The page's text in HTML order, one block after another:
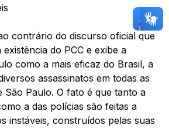
contrário do discurso oficial que
do PCC e exibe a
como a mais eficaz do Brasil, a
assassinatos em todas as
São Paulo. O fato é que tanto a
a das polícias são feitas a
instáveis, construídos pelas suas